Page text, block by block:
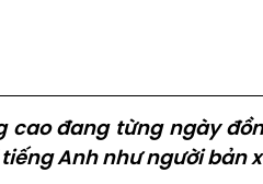
cao đang từng ngày
Anh như người bản